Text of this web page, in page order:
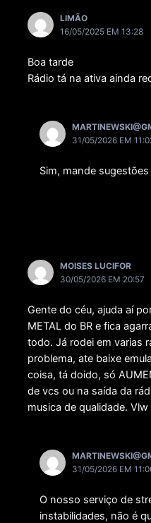
LIMÃO
16/05/2025 EM 13:28
Boa tarde
Rádio tá na ativa ainda
31/05/2026 EM
Sim, mande
MOISES LUCIFOR
30/05/2026 EM 20:57
Gente do céu, ajuda aí
METAL do BR e fica
todo. Já rodei em varias
problema, ate baixe
coisa, tá doido, só
de vcs ou na saída da
musica de qualidade. Vlw
31/05/2026 EM
O nosso serviço de
instabilidades, não é